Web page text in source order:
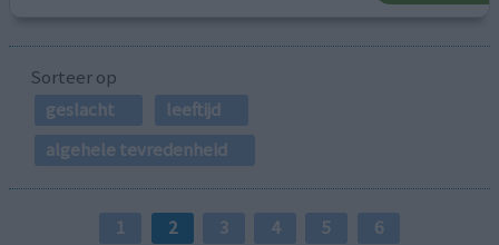
Sorteer op
geslacht
leeftijd
algehele tevredenheid
1 2 3 4 5 6